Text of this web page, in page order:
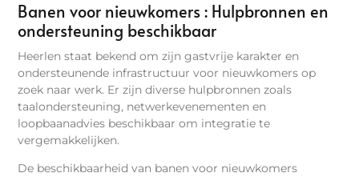
Banen voor nieuwkomers : Hulpbronnen en
ondersteuning beschikbaar
Heerlen staat bekend om zijn gastvrije karakter en
ondersteunende infrastructuur voor nieuwkomers op
zoek naar werk. Er zijn diverse hulpbronnen zoals
taalondersteuning, netwerkevenementen en
loopbaanadvies beschikbaar om integratie te
vergemakkelijken.
De beschikbaarheid van banen voor nieuwkomers